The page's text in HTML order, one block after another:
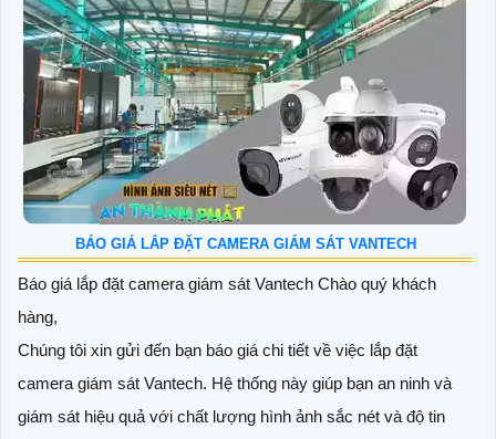
BÁO GIÁ LẮP ĐẶT CAMERA GIÁM SÁT VANTECH
Báo giá lắp đặt camera giám sát Vantech Chào quý khách
hàng,
Chúng tôi xin gửi đến bạn báo giá chi tiết về việc lắp đặt
camera giám sát Vantech. Hệ thống này giúp bạn an ninh và
giám sát hiệu quả với chất lượng hình ảnh sắc nét và độ tin